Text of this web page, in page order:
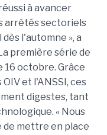
à avancer
arrêtés sectoriels
l'automne », a
première série de
octobre. Grâce
et l'ANSSI, ces
digestes, tant
« Nous
de mettre en place